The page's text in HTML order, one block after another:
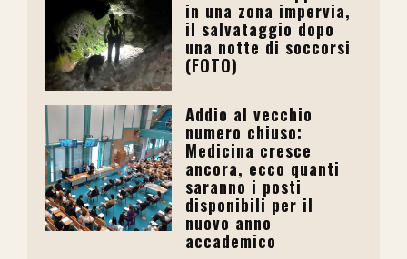
in una zona impervia,
il salvataggio dopo
una notte di soccorsi
(FOTO)
Addio al vecchio
numero chiuso:
Medicina cresce
ancora, ecco quanti
saranno i posti
disponibili per il
nuovo anno
accademico